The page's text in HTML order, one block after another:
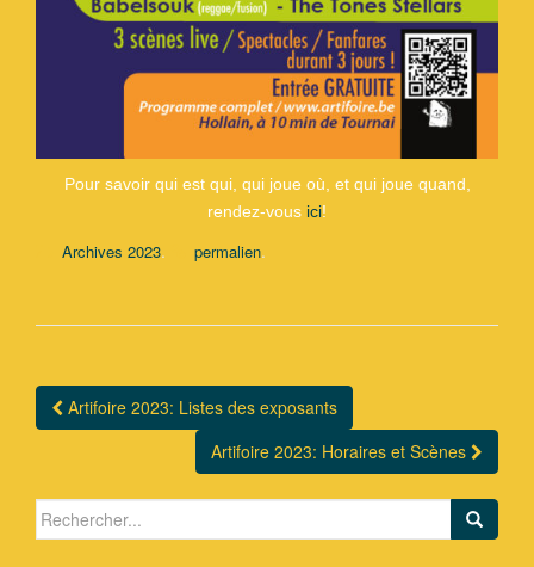
Pour savoir qui est qui, qui joue où, et qui joue quand,
rendez-vous ici!
Archives 2023. permalien.
Navigation Article
Artifoire 2023: Listes des exposants
Artifoire 2023: Horaires et Scènes
Search for: